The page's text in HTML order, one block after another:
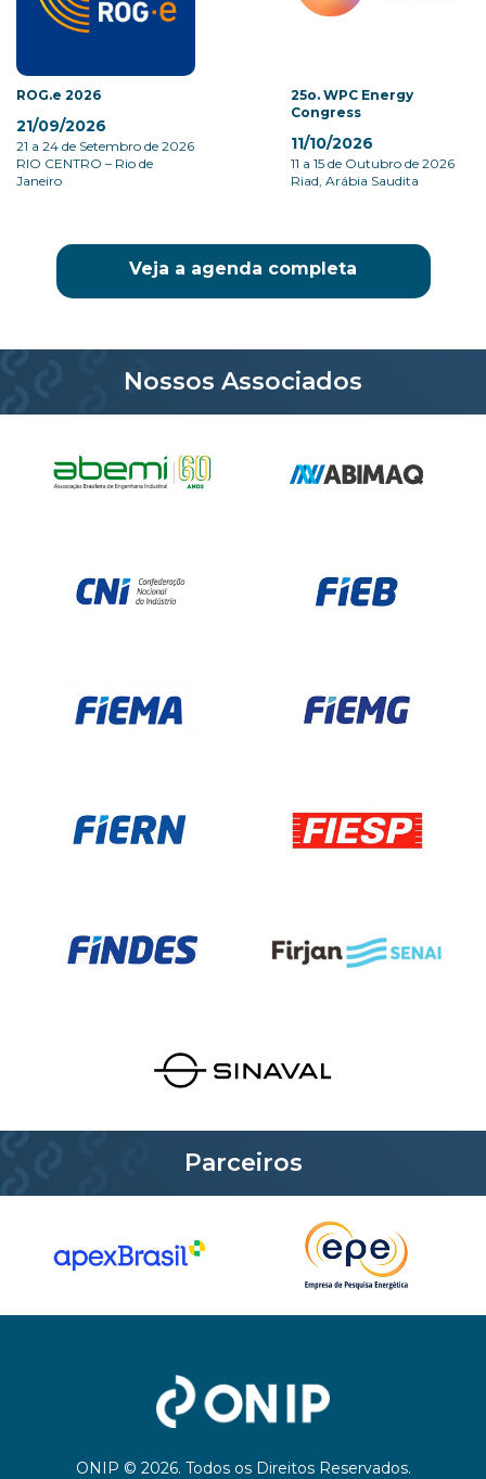
ROG.e 2026
21/09/2026
21 a 24 de Setembro de 2026
RIO CENTRO – Rio de
Janeiro
25o. WPC Energy
Congress
11/10/2026
11 a 15 de Outubro de 2026
Riad, Arábia Saudita
Veja a agenda completa
Nossos Associados
Parceiros
ONIP © 2026. Todos os Direitos Reservados.